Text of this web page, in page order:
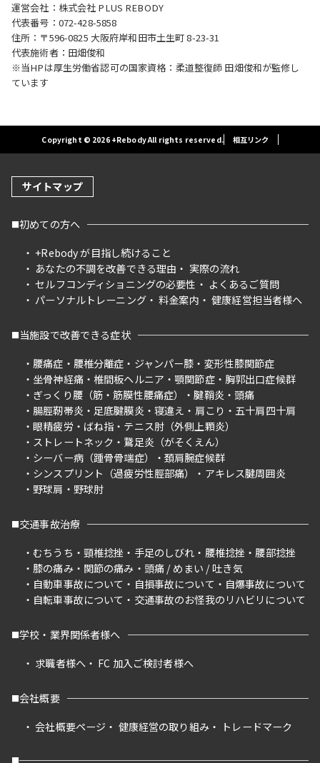
運営会社：株式会社 PLUS REBODY
代表番号：072-428-5858
住所：〒596-0825 大阪府岸和田市土生町 8-23-31
代表施術者：田畑俊和
※当HPは厚生労働省認可の国家資格：柔道整復師 田畑俊和が監修し
ています
Copyright © 2026 +Rebody All rights reserved. 相互リンク
サイトマップ
初めての方へ
+Rebody が目指し続けること
あなたの不調を改善できる理由
実際の流れ
セルフコンディショニングの必要性
よくあるご質問
パーソナルトレーニング
料金案内 健康経営担当者様へ
当施設で改善できる症状
腰痛症
腰椎分離症 ジャンパー膝
変形性膝関節症
坐骨神経痛
椎間板ヘルニア 顎関節症
胸郭出口症候群
ぎっくり腰（筋・筋膜性腰痛症）
腱鞘炎
頭痛
腸脛靭帯炎
足底腱膜炎 寝違え 肩こり
五十肩四十肩
眼精疲労
ばね指
テニス肘（外側上顆炎）
ストレートネック
鵞足炎（がそくえん）
シーバー病（踵骨骨端症）
頚肩腕症候群
シンスプリント（過疲労性脛部痛）
アキレス腱周囲炎
野球肩
野球肘
交通事故治療
むちうち
頸椎捻挫 手足のしびれ 腰椎捻挫
腰部捻挫
膝の痛み
関節の痛み
頭痛 / めまい / 吐き気
自動車事故について
自損事故について
自爆事故について
自転車事故について
交通事故のお怪我のリハビリについて
学校・業界関係者様へ
求職者様へ
FC 加入ご検討者様へ
会社概要
会社概要ページ
健康経営の取り組み トレードマーク